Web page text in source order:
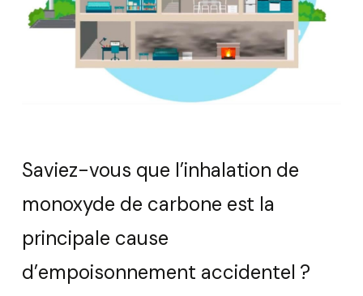
Saviez-vous que l’inhalation de
monoxyde de carbone est la
principale cause
d’empoisonnement accidentel ?